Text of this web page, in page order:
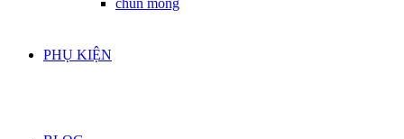
chun mông
PHỤ KIỆN